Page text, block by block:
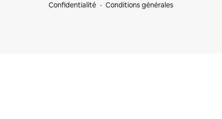
Confidentialité
Conditions générales